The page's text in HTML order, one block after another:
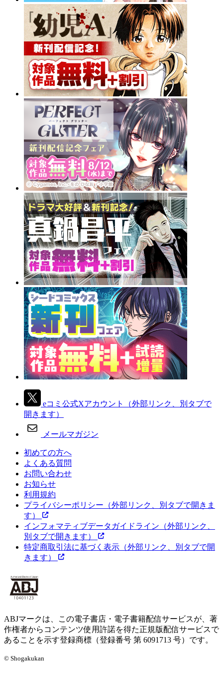
eコミ公式Xアカウント
（外部リンク、別タブで
開きます）
メールマガジン
初めての方へ
よくある質問
お問い合わせ
お知らせ
利用規約
プライバシーポリシー （外部リンク、別タブで開きま
す）
インフォマティブデータガイドライン （外部リンク、
別タブで開きます）
特定商取引法に基づく表示 （外部リンク、別タブで開
きます）
ABJマークは、この電子書店・電子書籍配信サービスが、著
作権者からコンテンツ使用許諾を得た正規版配信サービスで
あることを示す登録商標（登録番号 第 6091713 号）です。
© Shogakukan